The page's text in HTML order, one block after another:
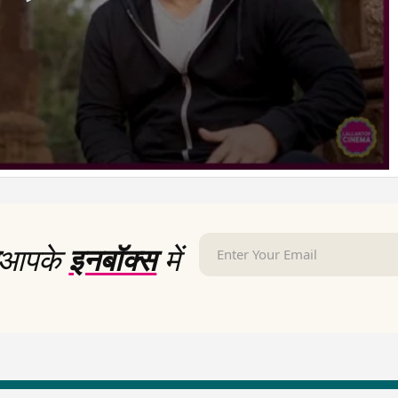
इनबॉक्समें